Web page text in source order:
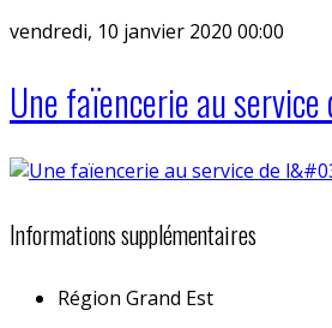
vendredi, 10 janvier 2020 00:00
Une faïencerie au service
Informations supplémentaires
Région Grand Est